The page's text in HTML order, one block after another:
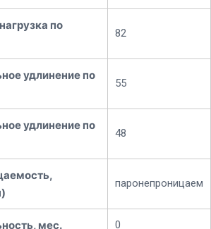
по
82
удлинение по
55
удлинение по
48
паронепроницаем
мес. 0